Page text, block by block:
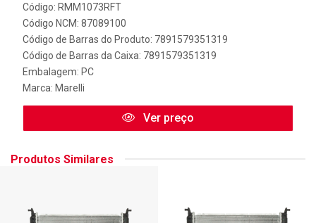
Código: RMM1073RFT
Código NCM: 87089100
Código de Barras do Produto: 7891579351319
Código de Barras da Caixa: 7891579351319
Embalagem: PC
Marca: Marelli
Ver preço
Produtos Similares